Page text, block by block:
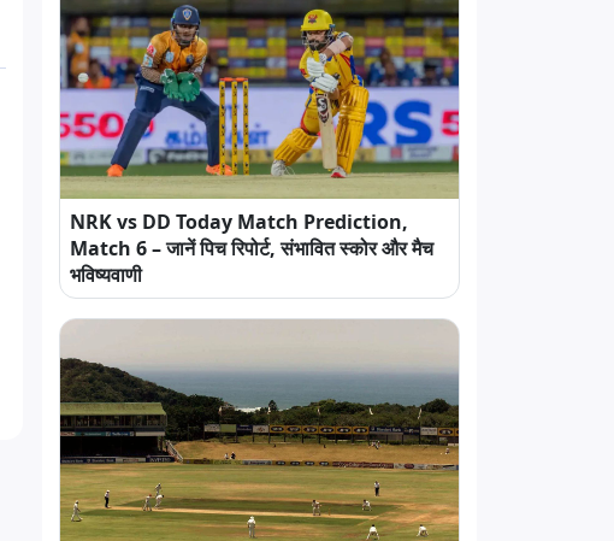
NRK vs DD Today Match Prediction,
Match 6 – जानें पिच रिपोर्ट, संभावित स्कोर और मैच
भविष्यवाणी